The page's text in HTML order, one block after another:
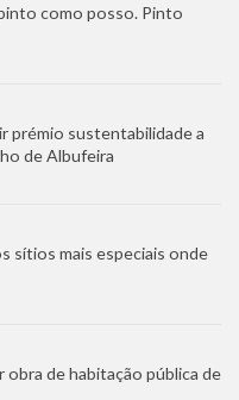
como posso. Pinto
prémio sustentabilidade a
de Albufeira
sítios mais especiais onde
obra de habitação pública de